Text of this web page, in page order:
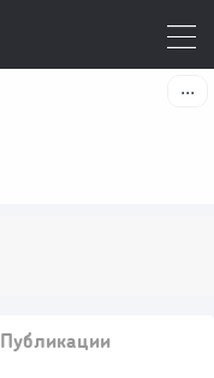
Публикации